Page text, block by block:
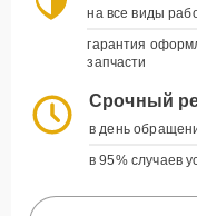
на все виды
гарантия
запчасти
Срочный
в день
в 95% случаев